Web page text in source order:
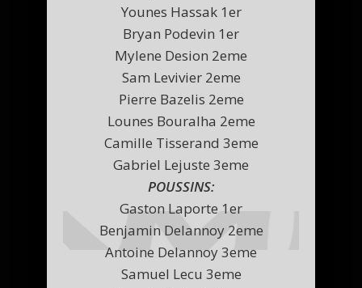
Younes Hassak 1er
Bryan Podevin 1er
Mylene Desion 2eme
Sam Levivier 2eme
Pierre Bazelis 2eme
Lounes Bouralha 2eme
Camille Tisserand 3eme
Gabriel Lejuste 3eme
POUSSINS:
Gaston Laporte 1er
Benjamin Delannoy 2eme
Antoine Delannoy 3eme
Samuel Lecu 3eme